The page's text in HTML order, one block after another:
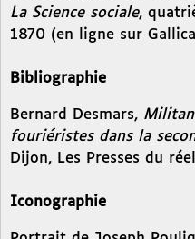
La Science sociale,
1870 (en ligne sur
Bibliographie
Bernard Desmars,
fouriéristes dans la
Dijon, Les Presses du
Iconographie